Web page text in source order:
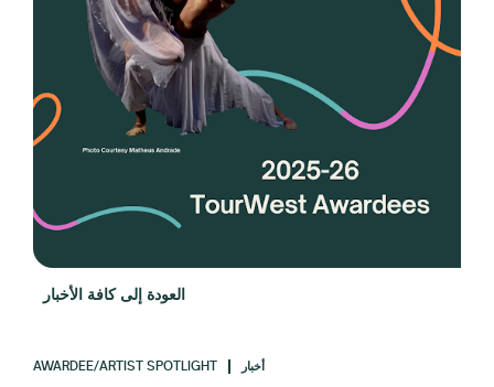
العودة إلى كافة الأخبار
AWARDEE/ARTIST SPOTLIGHT أخبار